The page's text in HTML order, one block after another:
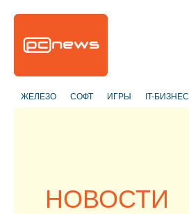
ЖЕЛЕЗО СОФТ ИГРЫ IT-БИЗНЕС
НОВОСТИ